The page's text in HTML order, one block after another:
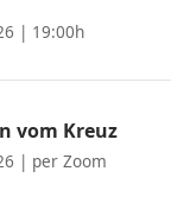
| 19:00h
vom Kreuz
| per Zoom